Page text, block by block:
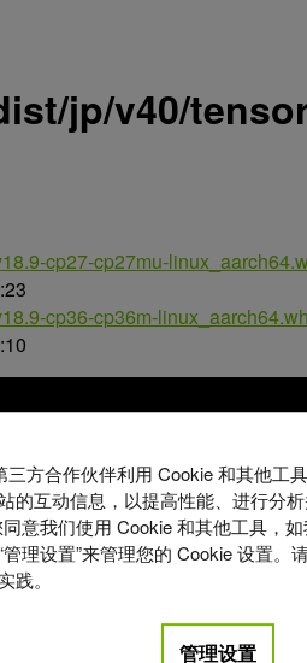
jp/v40/
cp27-cp27mu-
cp36-cp36m-
瓥鑱旂郴鎴戜滑
NVIDIA Corporation
鍙�
浜琁CP澶�18033986鍙�-1
三方合作伙伴利用 Cookie 和其他工
的互动信息，以提高性能、进行分
同意我们使用 Cookie 和其他工具，
理设置”来管理您的 Cookie 设置。
践。
管理设置